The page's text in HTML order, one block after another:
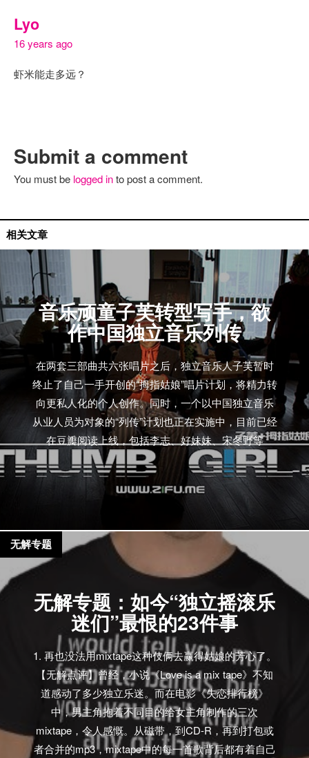
Lyo
16 years ago
虾米能走多远？
Submit a comment
You must be logged into post a comment.
相关文章
音乐顽童子芙转型写手，欲
作中国独立音乐列传
在两套三部曲共六张唱片之后，独立音乐人子芙暂时
终止了自己一手开创的“拇指姑娘”唱片计划，将精力转
向更私人化的个人创作。同时，一个以中国独立音乐
从业人员为对象的“列传”计划也正在实施中，目前已经
在豆瓣阅读上线，包括李志、好妹妹、宋冬野等
国内资讯
无解专题：如今“独立摇滚乐
迷们”最恨的23件事
1. 再也没法用mixtape这种伎俩去赢得姑娘的芳心了。
【无解点评】曾经，小说《Love is a mix tape》不知
道感动了多少独立乐迷。而在电影《失恋排行榜》
中，男主角抱着不同目的给女主角制作的三次
mixtape，令人感慨。从磁带，到CD-R，再到打包或
者合并的mp3，mixtape中的每一首歌背后都有着自己
无解专题